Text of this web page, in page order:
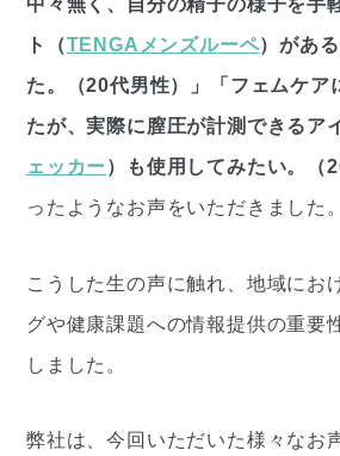
中々無く、自分の精子の様子を手
ト（TENGAメンズルーペ）があ
た。（20代男性）」「フェムケア
たが、実際に膣圧が計測できるア
ェッカー）も使用してみたい。（
ったようなお声をいただきました。
こうした生の声に触れ、地域にお
グや健康課題への情報提供の重要
しました。
弊社は、今回いただいた様々なお